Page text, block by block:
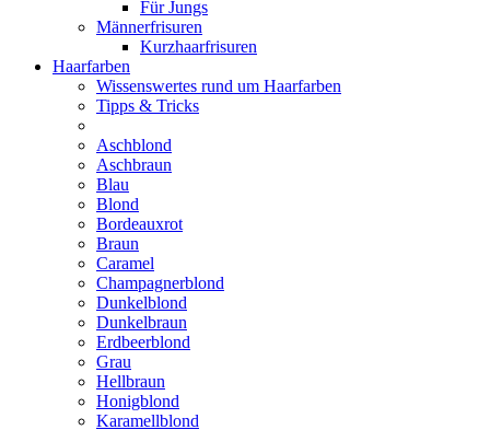
Für Jungs
Männerfrisuren
Kurzhaarfrisuren
Haarfarben
Wissenswertes rund um Haarfarben
Tipps & Tricks
Aschblond
Aschbraun
Blau
Blond
Bordeauxrot
Braun
Caramel
Champagnerblond
Dunkelblond
Dunkelbraun
Erdbeerblond
Grau
Hellbraun
Honigblond
Karamellblond